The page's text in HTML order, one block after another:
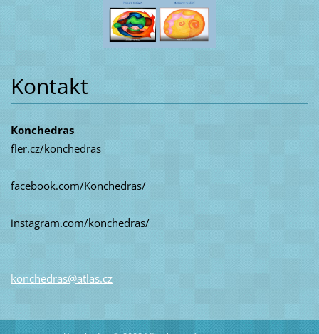
Kontakt
Konchedras
fler.cz/konchedras
facebook.com/Konchedras/
instagram.com/konchedras/
konchedras@atlas.cz